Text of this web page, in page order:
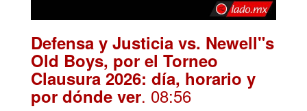
Defensa y Justicia vs. Newell"s
Old Boys, por el Torneo
Clausura 2026: día, horario y
por dónde ver. 08:56